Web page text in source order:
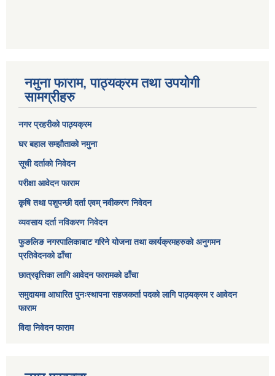
नमुना फाराम, पाठ्यक्रम तथा उपयोगी
सामग्रीहरु
नगर प्रहरीको पाठ्यक्रम
घर बहाल सम्झौताको नमुना
सूची दर्ताको निवेदन
परीक्षा आवेदन फाराम
कृषि तथा पशुपन्छी दर्ता एवम् नवीकरण निवेदन
व्यवसाय दर्ता नविकरण निवेदन
फुङलिङ नगरपालिकाबाट गरिने योजना तथा कार्यक्रमहरुको अनुगमन
प्रतिवेदनको ढाँचा
छात्रवृत्तिका लागि आवेदन फारामको ढाँचा
समुदायमा आधारित पुनःस्थापना सहजकर्ता पदको लागि पाठ्यक्रम र आवेदन
फाराम
विदा निवेदन फाराम